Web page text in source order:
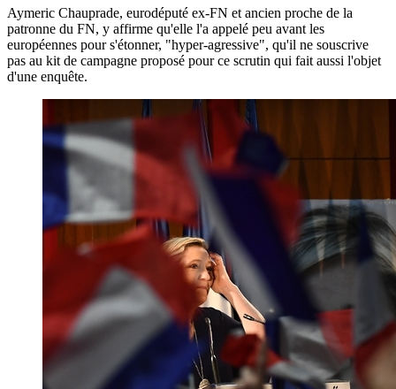
Aymeric Chauprade, eurodéputé ex-FN et ancien proche de la
patronne du FN, y affirme qu'elle l'a appelé peu avant les
européennes pour s'étonner, "hyper-agressive", qu'il ne souscrive
pas au kit de campagne proposé pour ce scrutin qui fait aussi l'objet
d'une enquête.